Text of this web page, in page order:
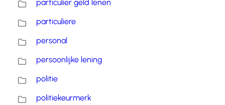
particulier geld lenen
particuliere
personal
persoonlijke lening
politie
politiekeurmerk